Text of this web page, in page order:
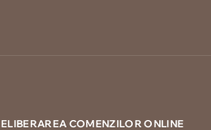
ELIBERAREA COMENZILOR ONLINE